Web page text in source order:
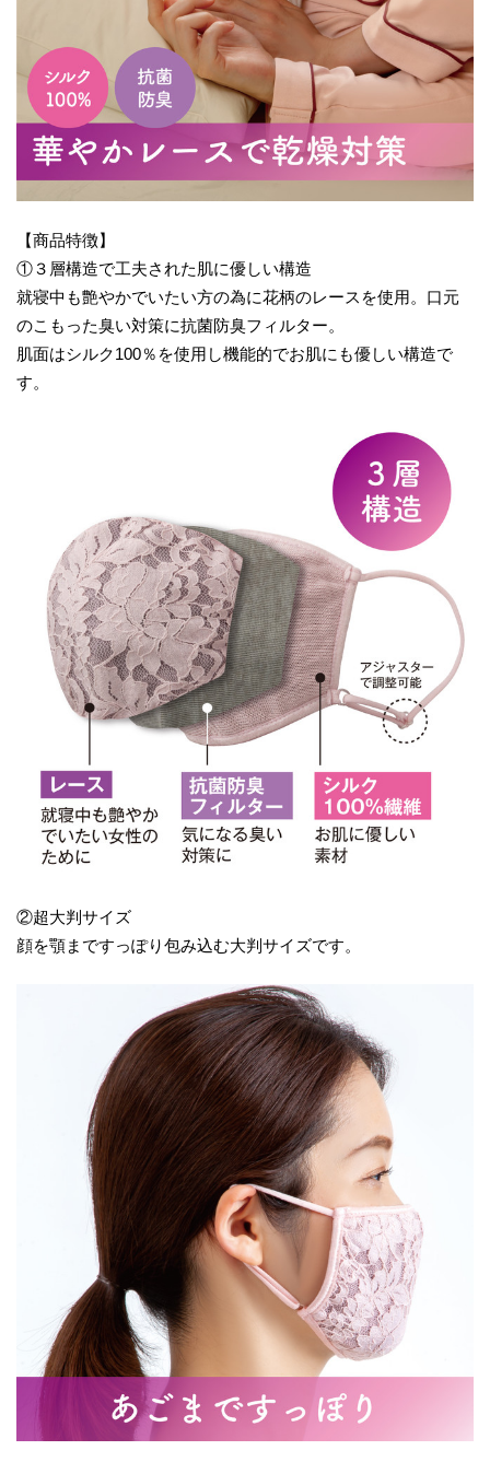
【商品特徴】
①３層構造で工夫された肌に優しい構造
就寝中も艶やかでいたい方の為に花柄のレースを使用。口元
のこもった臭い対策に抗菌防臭フィルター。
肌面はシルク100％を使用し機能的でお肌にも優しい構造で
す。
②超大判サイズ
顔を顎まですっぽり包み込む大判サイズです。